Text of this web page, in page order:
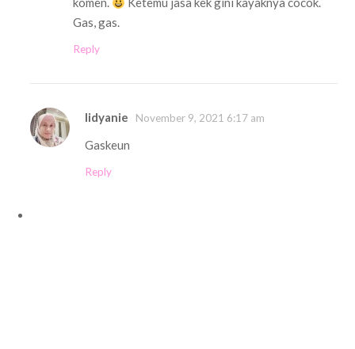
Gas, gas.
Reply
Iidyanie November 9, 2021 6:17 am
Gaskeun
Reply